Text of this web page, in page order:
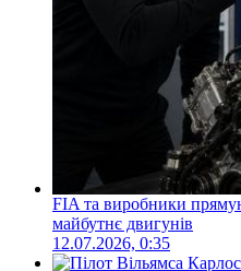
FIA та виробники
майбутнє двигунів
12.07.2026, 0:35